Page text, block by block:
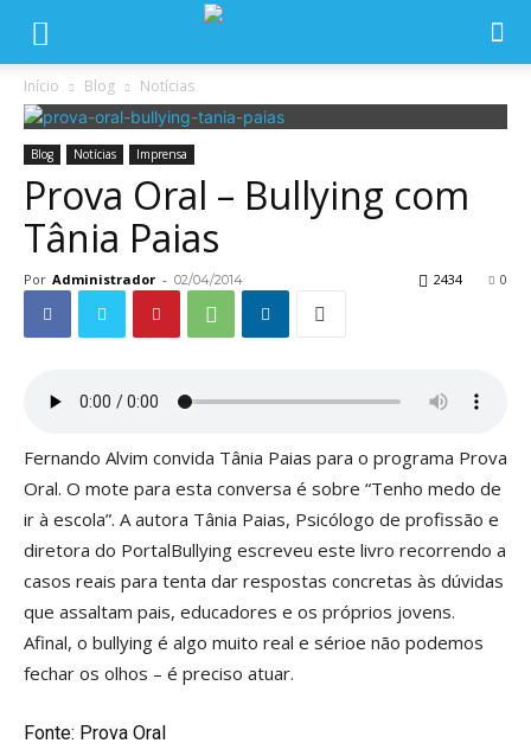
Início Blog Notícias
Blog Notícias Imprensa
Prova Oral – Bullying com
Tânia Paias
Por Administrador - 02/04/2014 0
2434
Fernando Alvim convida Tânia Paias para o programa Prova
Oral. O mote para esta conversa é sobre “Tenho medo de
ir à escola”. A autora Tânia Paias, Psicólogo de profissão e
diretora do PortalBullying escreveu este livro recorrendo a
casos reais para tenta dar respostas concretas às dúvidas
que assaltam pais, educadores e os próprios jovens.
Afinal, o bullying é algo muito real e sérioe não podemos
fechar os olhos – é preciso atuar.
Fonte: Prova Oral